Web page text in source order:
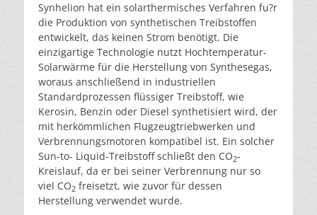
Synhelion hat ein solarthermisches Verfahren fu?r
die Produktion von synthetischen Treibstoffen
entwickelt, das keinen Strom benötigt. Die
einzigartige Technologie nutzt Hochtemperatur-
Solarwärme für die Herstellung von Synthesegas,
woraus anschließend in industriellen
Standardprozessen flüssiger Treibstoff, wie
Kerosin, Benzin oder Diesel synthetisiert wird, der
mit herkömmlichen Flugzeugtriebwerken und
Verbrennungsmotoren kompatibel ist. Ein solcher
Sun-to- Liquid-Treibstoff schließt den CO2-
Kreislauf, da er bei seiner Verbrennung nur so
viel CO2 freisetzt, wie zuvor für dessen
Herstellung verwendet wurde.